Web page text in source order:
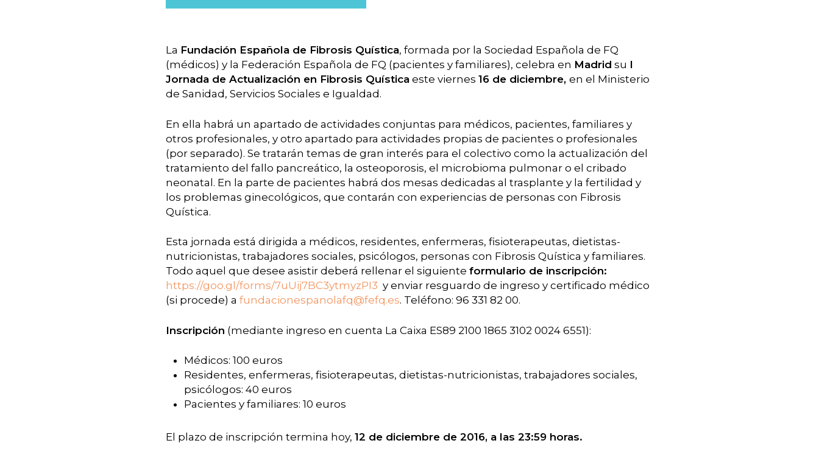
La Fundación Española de Fibrosis Quística, formada por la Sociedad Española de FQ
(médicos) y la Federación Española de FQ (pacientes y familiares), celebra en Madrid su I
Jornada de Actualización en Fibrosis Quística este viernes 16 de diciembre, en el Ministerio
de Sanidad, Servicios Sociales e Igualdad.
En ella habrá un apartado de actividades conjuntas para médicos, pacientes, familiares y
otros profesionales, y otro apartado para actividades propias de pacientes o profesionales
(por separado). Se tratarán temas de gran interés para el colectivo como la actualización del
tratamiento del fallo pancreático, la osteoporosis, el microbioma pulmonar o el cribado
neonatal. En la parte de pacientes habrá dos mesas dedicadas al trasplante y la fertilidad y
los problemas ginecológicos, que contarán con experiencias de personas con Fibrosis
Quística.
Esta jornada está dirigida a médicos, residentes, enfermeras, fisioterapeutas, dietistas-
nutricionistas, trabajadores sociales, psicólogos, personas con Fibrosis Quística y familiares.
Todo aquel que desee asistir deberá rellenar el siguiente formulario de inscripción:
https://goo.gl/forms/7uUij7BC3ytmyzPI3 y enviar resguardo de ingreso y certificado médico
(si procede) a fundacionespanolafq@fefq.es. Teléfono: 96 331 82 00.
Inscripción (mediante ingreso en cuenta La Caixa ES89 2100 1865 3102 0024 6551):
Médicos: 100 euros
Residentes, enfermeras, fisioterapeutas, dietistas-nutricionistas, trabajadores sociales,
psicólogos: 40 euros
Pacientes y familiares: 10 euros
El plazo de inscripción termina hoy, 12 de diciembre de 2016, a las 23:59 horas.